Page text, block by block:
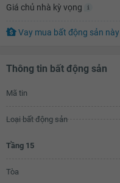
Giá chủ nhà kỳ vọng
Vay mua bất động sản này
Thông tin bất động sản
Mã tin
Loại bất động sản
Tầng 15
Tòa